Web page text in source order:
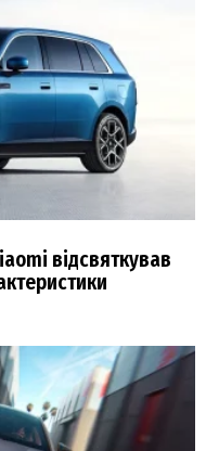
відсвяткував